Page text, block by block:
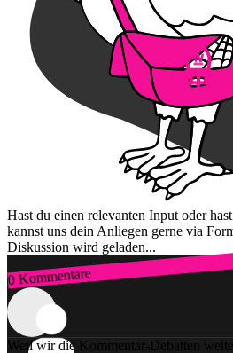
Hast du einen relevanten Input oder
kannst uns dein Anliegen gerne via
Diskussion wird geladen...
0 Kommentare
Zum Login
Weil wir die Kommentar-Debatten